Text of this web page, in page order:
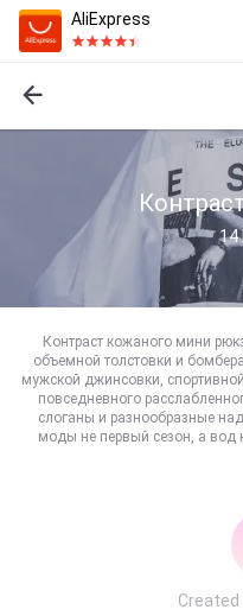
AliExpress
14
Контраст кожаного мини
объемной толстовки и
мужской джинсовки,
повседневного
слоганы и разнообразные
моды не первый сезон, а вод
прохладно, то это отличный
Created